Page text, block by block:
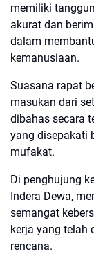
memiliki
akurat dan
dalam
kemanusiaan.
Suasana rapat
masukan dari
dibahas secara
yang disepakati
mufakat.
Di penghujung
Indera Dewa,
semangat
kerja yang telah
rencana.